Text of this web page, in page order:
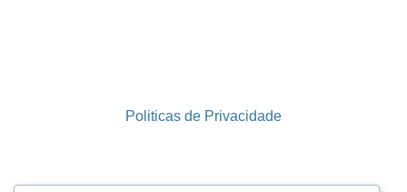
Politicas de Privacidade